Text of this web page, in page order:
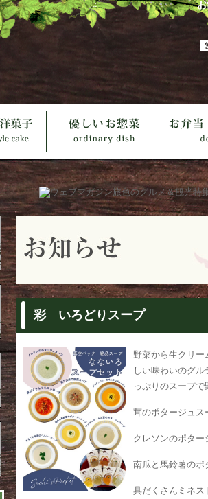
お弁当 オードブル 料理教室
彩 いろどりスープ
野菜から生クリ
しい味わいのグ
っぷりのスープ
茸のポター
クレソンのポ
南瓜と馬鈴薯の
具だくさんミ